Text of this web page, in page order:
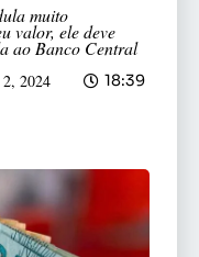
muito
valor, ele deve
ao Banco Central
2024 18:39